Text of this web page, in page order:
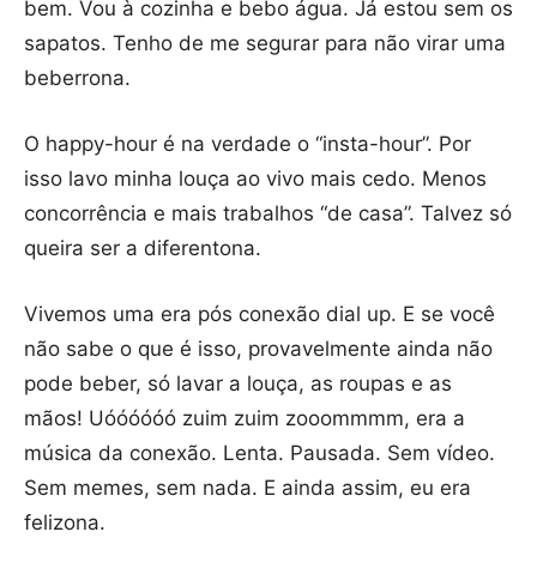
bem. Vou à cozinha e bebo água. Já estou sem os
sapatos. Tenho de me segurar para não virar uma
beberrona.
O happy-hour é na verdade o “insta-hour”. Por
isso lavo minha louça ao vivo mais cedo. Menos
concorrência e mais trabalhos “de casa”. Talvez só
queira ser a diferentona.
Vivemos uma era pós conexão dial up. E se você
não sabe o que é isso, provavelmente ainda não
pode beber, só lavar a louça, as roupas e as
mãos! Uóóóóóó zuim zuim zooommmm, era a
música da conexão. Lenta. Pausada. Sem vídeo.
Sem memes, sem nada. E ainda assim, eu era
felizona.